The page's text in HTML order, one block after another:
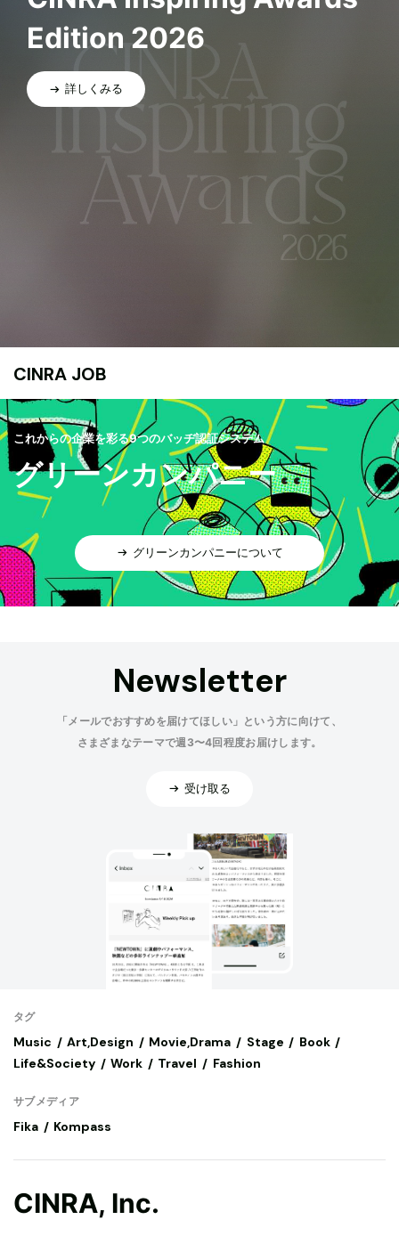
Edition 2026
詳しくみる
CINRA JOB
これからの企業を彩る9つのバッヂ認証システム
グリーンカンパニー
グリーンカンパニーについて
Newsletter
「メールでおすすめを届けてほしい」という方に向けて、
さまざまなテーマで週3〜4回程度お届けします。
受け取る
タグ
Music Art,Design Movie,Drama Stage
Book
Life&Society
Work Travel Fashion
サブメディア
Fika Kompass
CINRA, Inc.